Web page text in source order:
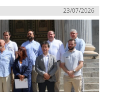
23/07/2026